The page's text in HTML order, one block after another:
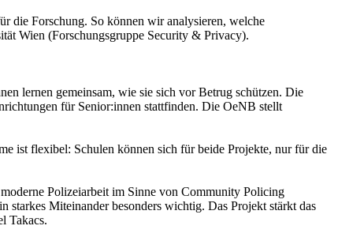
die Forschung. So können wir analysieren, welche
Wien (Forschungsgruppe Security & Privacy).
lernen gemeinsam, wie sie sich vor Betrug schützen. Die
für Senior:innen stattfinden. Die OeNB stellt
ist flexibel: Schulen können sich für beide Projekte, nur für die
Polizeiarbeit im Sinne von Community Policing
Miteinander besonders wichtig. Das Projekt stärkt das
Takacs.